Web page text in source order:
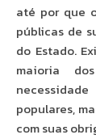
até por que
públicas de
do Estado.
maioria
populares,
com suas